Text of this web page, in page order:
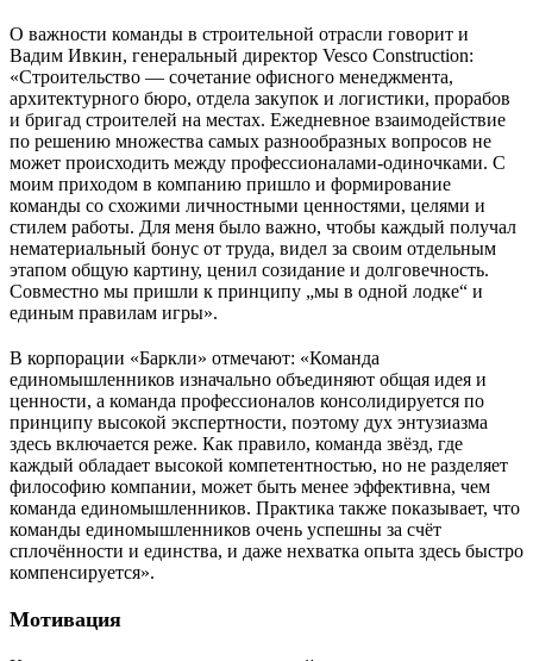
О важности команды в строительной отрасли говорит и
Вадим Ивкин, генеральный директор Vesco Construction:
«Строительство — сочетание офисного менеджмента,
архитектурного бюро, отдела закупок и логистики, прорабов
и бригад строителей на местах. Ежедневное взаимодействие
по решению множества самых разнообразных вопросов не
может происходить между профессионалами-одиночками. С
моим приходом в компанию пришло и формирование
команды со схожими личностными ценностями, целями и
стилем работы. Для меня было важно, чтобы каждый получал
нематериальный бонус от труда, видел за своим отдельным
этапом общую картину, ценил созидание и долговечность.
Совместно мы пришли к принципу „мы в одной лодке“ и
единым правилам игры».
В корпорации «Баркли» отмечают: «Команда
единомышленников изначально объединяют общая идея и
ценности, а команда профессионалов консолидируется по
принципу высокой экспертности, поэтому дух энтузиазма
здесь включается реже. Как правило, команда звёзд, где
каждый обладает высокой компетентностью, но не разделяет
философию компании, может быть менее эффективна, чем
команда единомышленников. Практика также показывает, что
команды единомышленников очень успешны за счёт
сплочённости и единства, и даже нехватка опыта здесь быстро
компенсируется».
Мотивация